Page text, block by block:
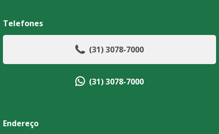
Telefones
(31) 3078-7000
(31) 3078-7000
Endereço